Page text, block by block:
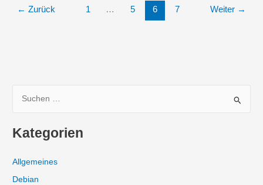
← Zurück 1 … 5 6 7 Weiter →
hKategorien
Allgemeines
Debian